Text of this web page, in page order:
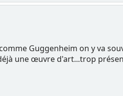
Guggenheim on y va
une œuvre d'art...trop